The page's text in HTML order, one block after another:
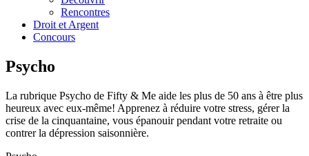
Rencontres
Droit et Argent
Concours
Psycho
La rubrique Psycho de Fifty & Me aide les plus de 50 ans à être plus
heureux avec eux-même! Apprenez à réduire votre stress, gérer la
crise de la cinquantaine, vous épanouir pendant votre retraite ou
contrer la dépression saisonnière.